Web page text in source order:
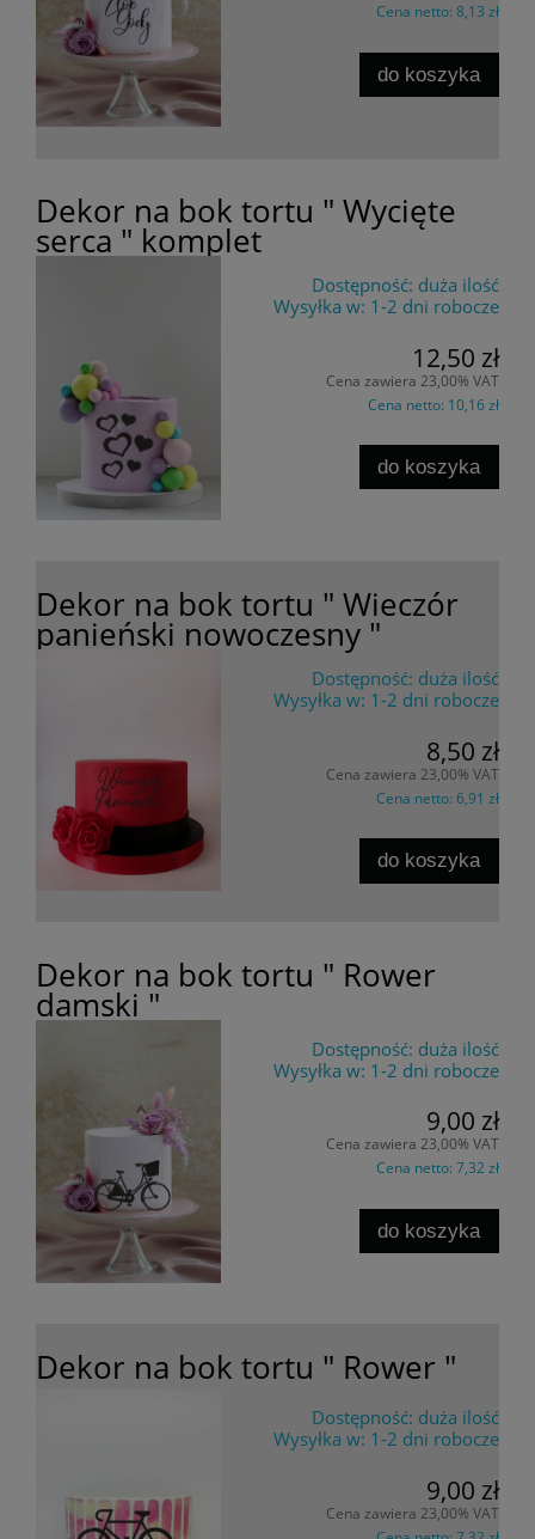
Cena netto: 8,13 zł
do koszyka
Dekor na bok tortu " Wycięte
serca " komplet
Dostępność: duża ilość
Wysyłka w: 1-2 dni robocze
12,50 zł
Cena zawiera 23,00% VAT
Cena netto: 10,16 zł
do koszyka
Dekor na bok tortu " Wieczór
panieński nowoczesny "
Dostępność: duża ilość
Wysyłka w: 1-2 dni robocze
8,50 zł
Cena zawiera 23,00% VAT
Cena netto: 6,91 zł
do koszyka
Dekor na bok tortu " Rower
damski "
Dostępność: duża ilość
Wysyłka w: 1-2 dni robocze
9,00 zł
Cena zawiera 23,00% VAT
Cena netto: 7,32 zł
do koszyka
Dekor na bok tortu " Rower "
Dostępność: duża ilość
Wysyłka w: 1-2 dni robocze
9,00 zł
Cena zawiera 23,00% VAT